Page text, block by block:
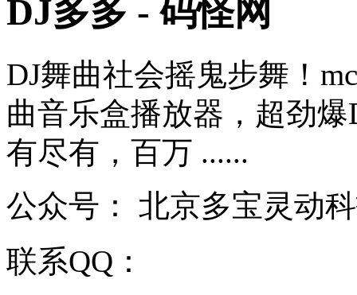
DJ多多 - 码怪网
DJ舞曲社会摇鬼步舞！
曲音乐盒播放器，超劲
有尽有，百万 ......
公众号： 北京多宝灵动
联系QQ：